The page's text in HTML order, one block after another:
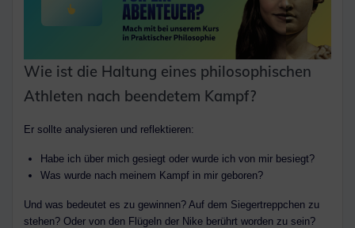
Wie ist die Haltung eines philosophischen
Athleten nach beendetem Kampf?
Er sollte analysieren und reflektieren:
Habe ich über mich gesiegt oder wurde ich von mir besiegt?
Was wurde nach meinem Kampf in mir geboren?
Und was bedeutet es zu gewinnen? Auf dem Siegertreppchen zu
stehen? Oder von den Flügeln der Nike berührt worden zu sein?